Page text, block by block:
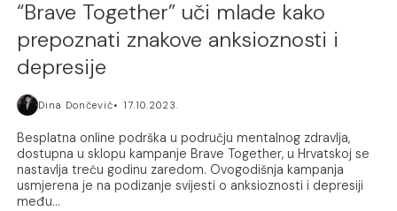
“Brave Together” uči mlade kako
prepoznati znakove anksioznosti i
depresije
Dina Dončević 17.10.2023.
Besplatna online podrška u području mentalnog zdravlja,
dostupna u sklopu kampanje Brave Together, u Hrvatskoj se
nastavlja treću godinu zaredom. Ovogodišnja kampanja
usmjerena je na podizanje svijesti o anksioznosti i depresiji
među...